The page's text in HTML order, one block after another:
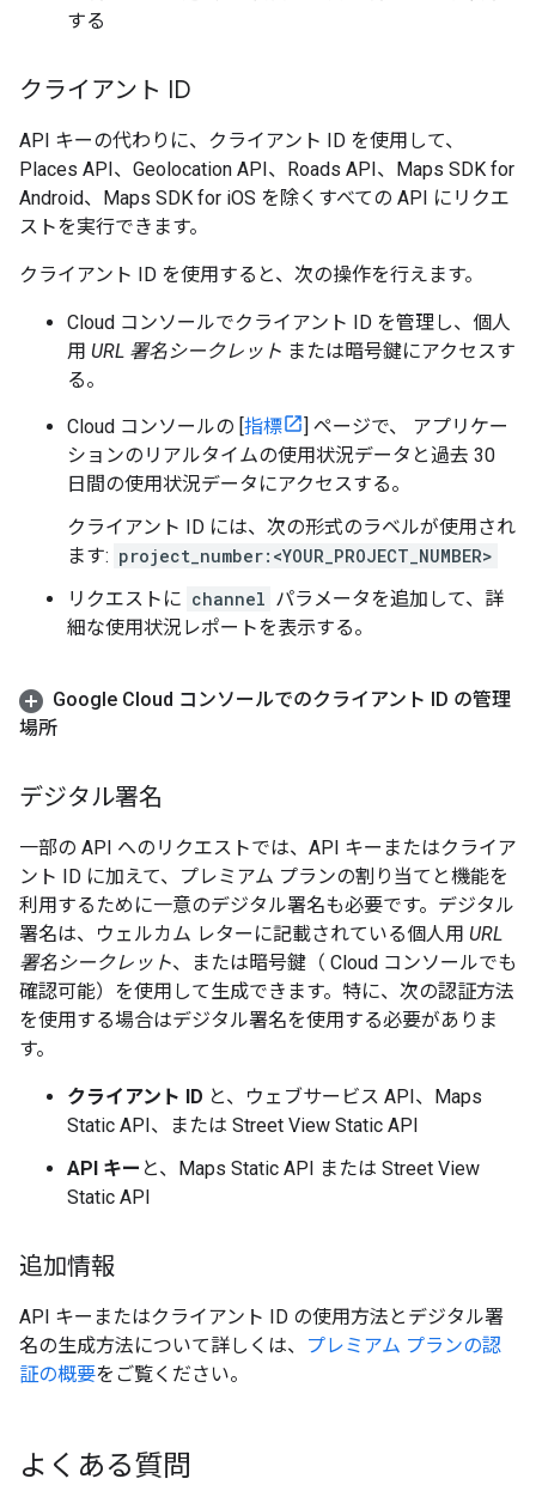
する
クライアント ID
API キーの代わりに、クライアント ID を使用して、
Places API、Geolocation API、Roads API、Maps SDK for
Android、Maps SDK for iOS を除くすべての API にリクエ
ストを実行できます。
クライアント ID を使用すると、次の操作を行えます。
Cloud コンソールでクライアント ID を管理し、個人
用 URL 署名シークレット または暗号鍵にアクセスす
る。
Cloud コンソールの [ 指標
] ページで、 アプリケー
ションのリアルタイムの使用状況データと過去 30
日間の使用状況データにアクセスする。
クライアント ID には、次の形式のラベルが使用され
ます: project_number:<YOUR_PROJECT_NUMBER>
リクエストに channel パラメータを追加して、詳
細な使用状況レポートを表示する。
Google Cloud コンソールでのクライアント ID の管理
場所
デジタル署名
一部の API へのリクエストでは、API キーまたはクライア
ント ID に加えて、プレミアム プランの割り当てと機能を
利用するために一意のデジタル署名も必要です。デジタル
署名は、ウェルカム レターに記載されている個人用 URL
署名シークレット、または暗号鍵（ Cloud コンソールでも
確認可能）を使用して生成できます。特に、次の認証方法
を使用する場合はデジタル署名を使用する必要がありま
す。
クライアント ID と、ウェブサービス API、Maps
Static API、または Street View Static API
API キー と、Maps Static API または Street View
Static API
追加情報
API キーまたはクライアント ID の使用方法とデジタル署
名の生成方法について詳しくは、
プレミアム プランの認
証の概要をご覧ください。
よくある質問